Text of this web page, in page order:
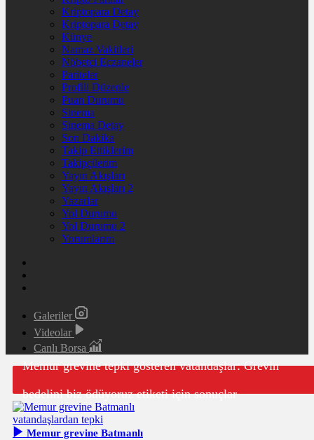
Kriptopara Detay
Kriptopara Detay
Künye
Namaz Vakitleri
Nöbetçi Eczaneler
Pariteler
Profili Düzenle
Puan Durumu
Sinema
Sinema Detay
Son Dakika
Takip Ettiklerim
Takipçilerim
Yayın Akışları
Yayın Akışları 2
Yazarlar
Yol Durumu
Yol Durumu 2
Yorumlarım
Galeriler
Videolar
Canlı Borsa
Memur grevine tepki gösteren vatandaşlar: Grevin
bedelini biz ödüyoruz etiketi için sonuçlar
Memur grevine Batmanlı